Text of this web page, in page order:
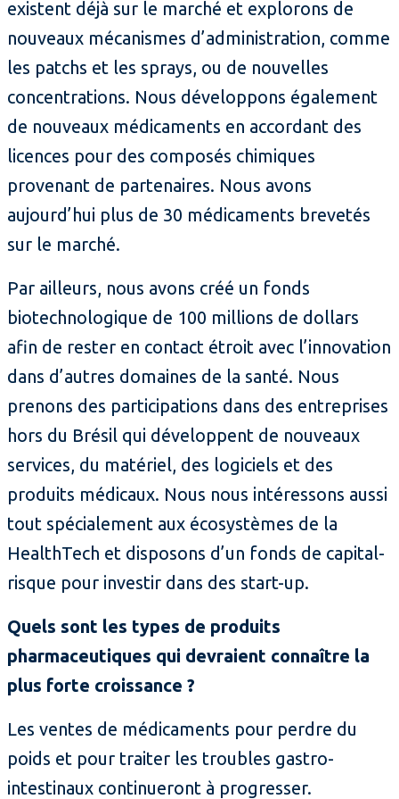
existent déjà sur le marché et explorons de
nouveaux mécanismes d’administration, comme
les patchs et les sprays, ou de nouvelles
concentrations. Nous développons également
de nouveaux médicaments en accordant des
licences pour des composés chimiques
provenant de partenaires. Nous avons
aujourd’hui plus de 30 médicaments brevetés
sur le marché.
Par ailleurs, nous avons créé un fonds
biotechnologique de 100 millions de dollars
afin de rester en contact étroit avec l’innovation
dans d’autres domaines de la santé. Nous
prenons des participations dans des entreprises
hors du Brésil qui développent de nouveaux
services, du matériel, des logiciels et des
produits médicaux. Nous nous intéressons aussi
tout spécialement aux écosystèmes de la
HealthTech et disposons d’un fonds de capital-
risque pour investir dans des start-up.
Quels sont les types de produits
pharmaceutiques qui devraient connaître la
plus forte croissance ?
Les ventes de médicaments pour perdre du
poids et pour traiter les troubles gastro-
intestinaux continueront à progresser.